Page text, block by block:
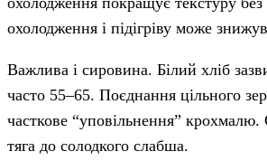
охолодження і підігріву може
Важлива і сировина. Білий хліб
часто 55–65. Поєднання цільного
часткове “уповільнення”
тяга до солодкого слабша.